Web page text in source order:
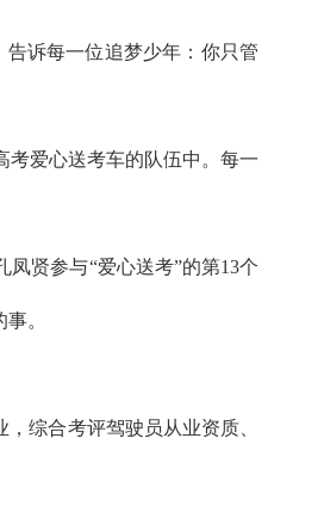
诉每一位追梦少年：你只管
考爱心送考车的队伍中。每一
贤参与“爱心送考”的第13个
。
综合考评驾驶员从业资质、